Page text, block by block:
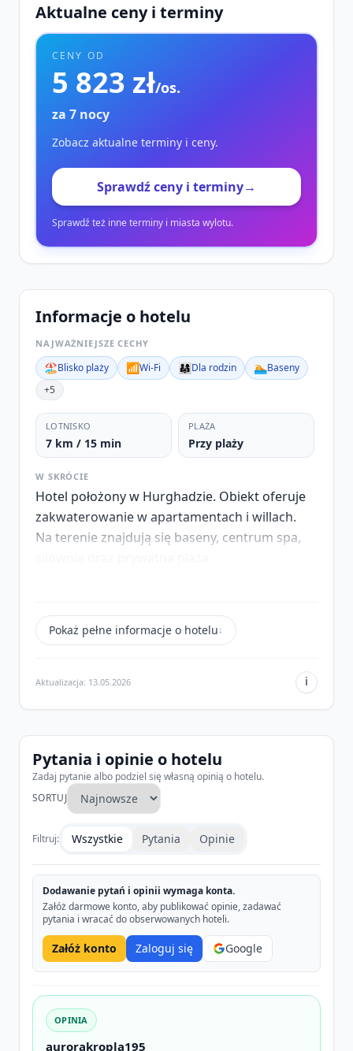
Aktualne ceny i terminy
CENY OD
5 823 zł/os.
za 7 nocy
Zobacz aktualne terminy i ceny.
Sprawdź ceny i terminy→
Sprawdź też inne terminy i miasta wylotu.
Informacje o hotelu
NAJWAŻNIEJSZE CECHY
🏖️Blisko plaży 📶Wi‑Fi 👨‍👩‍👧Dla rodzin 🏊Baseny
+5
LOTNISKO
7 km / 15 min
PLAŻA
Przy plaży
W SKRÓCIE
Hotel położony w Hurghadzie. Obiekt oferuje
zakwaterowanie w apartamentach i willach.
Na terenie znajdują się baseny, centrum spa,
Obiekt znajduje się w Hurghadzie nad
Morzem Czerwonym.
Na terenie obiektu znajdują się restauracje i
bary.
Plaża
Hotel posiada prywatną piaszczystą plażę z
bezpośrednim dostępem do morza.
Dla dzieci
Na miejscu dostępny jest klub dla dzieci.
Dlaczego warto wybrać ten hotel
Prywatna plaża
Zakwaterowanie w willach i apartamentach
Formuła All Inclusive
Klub dla dzieci
Pokaż pełne informacje o hotelu↓
Aktualizacja: 13.05.2026 i
Pytania i opinie o hotelu
Zadaj pytanie albo podziel się własną opinią o hotelu.
SORTUJ
Filtruj: Wszystkie Pytania Opinie
Dodawanie pytań i opinii wymaga konta.
Załóż darmowe konto, aby publikować opinie, zadawać
pytania i wracać do obserwowanych hoteli.
Załóż konto Zaloguj się Google
OPINIA
aurorakropla195